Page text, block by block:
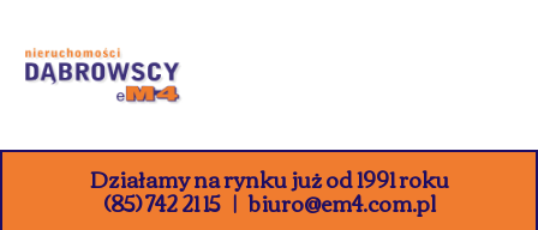
Działamy na rynku już od 1991 roku
(85) 742 21 15 biuro@em4.com.pl